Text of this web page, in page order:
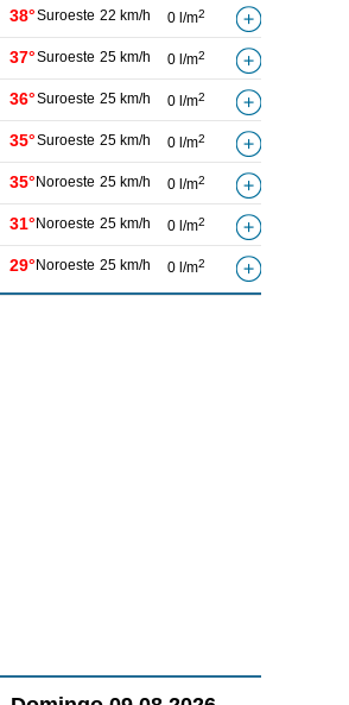
38°Suroeste 22 km/h 0 l/m2
37°Suroeste 25 km/h 0 l/m2
36°Suroeste 25 km/h 0 l/m2
35°Suroeste 25 km/h 0 l/m2
35° Noroeste 25 km/h 0 l/m2
31° Noroeste 25 km/h 0 l/m2
29° Noroeste 25 km/h 0 l/m2